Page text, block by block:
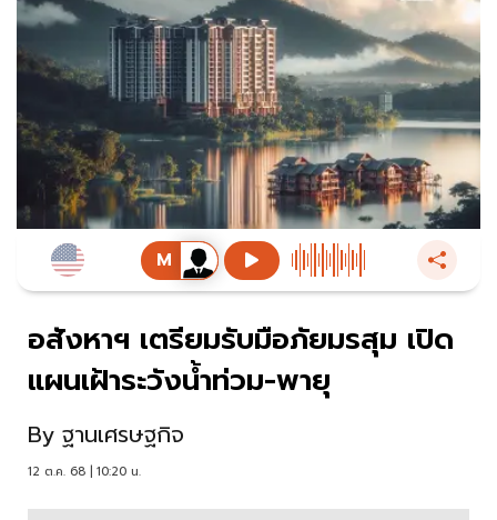
อสังหาฯ เตรียมรับมือภัยมรสุม เปิด
แผนเฝ้าระวังน้ำท่วม-พายุ
By ฐานเศรษฐกิจ
12 ต.ค. 68 | 10:20 น.